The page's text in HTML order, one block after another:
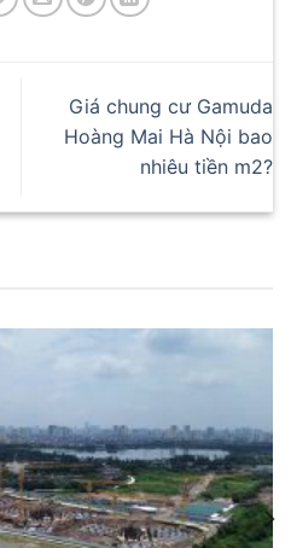
Giá chung cư Gamuda
Hoàng Mai Hà Nội bao
nhiêu tiền m2?